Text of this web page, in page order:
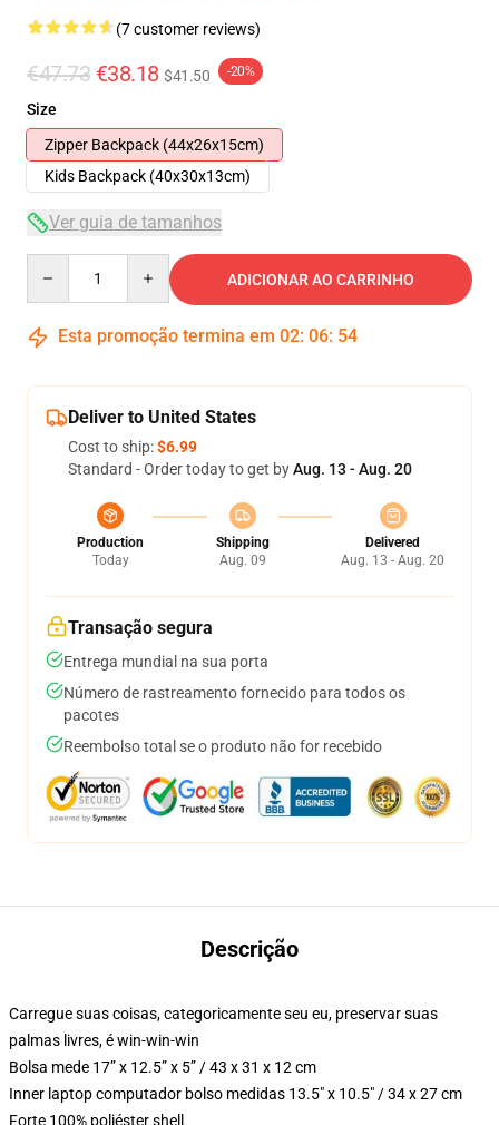
(7 customer reviews)
€47.73 €38.18 $41.50 -20%
Size
Zipper Backpack (44x26x15cm)
Kids Backpack (40x30x13cm)
Ver guia de tamanhos
ADICIONAR AO CARRINHO
Esta promoção termina em 02: 06: 53
Deliver to United States
Cost to ship:$6.99
Standard - Order today to get byAug. 13 - Aug. 20
Production
Today
Shipping
Aug. 09
Delivered
Aug. 13 - Aug. 20
Transação segura
Entrega mundial na sua porta
Número de rastreamento fornecido para todos os
pacotes
Reembolso total se o produto não for recebido
Descrição
Carregue suas coisas, categoricamente seu eu, preservar suas
palmas livres, é win-win-win
Bolsa mede 17” x 12.5” x 5” / 43 x 31 x 12 cm
Inner laptop computador bolso medidas 13.5" x 10.5" / 34 x 27 cm
Forte 100% poliéster shell